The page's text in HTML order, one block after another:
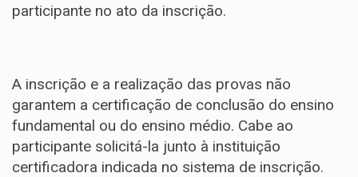
participante no ato da inscrição.
A inscrição e a realização das provas não
garantem a certificação de conclusão do ensino
fundamental ou do ensino médio. Cabe ao
participante solicitá-la junto à instituição
certificadora indicada no sistema de inscrição.